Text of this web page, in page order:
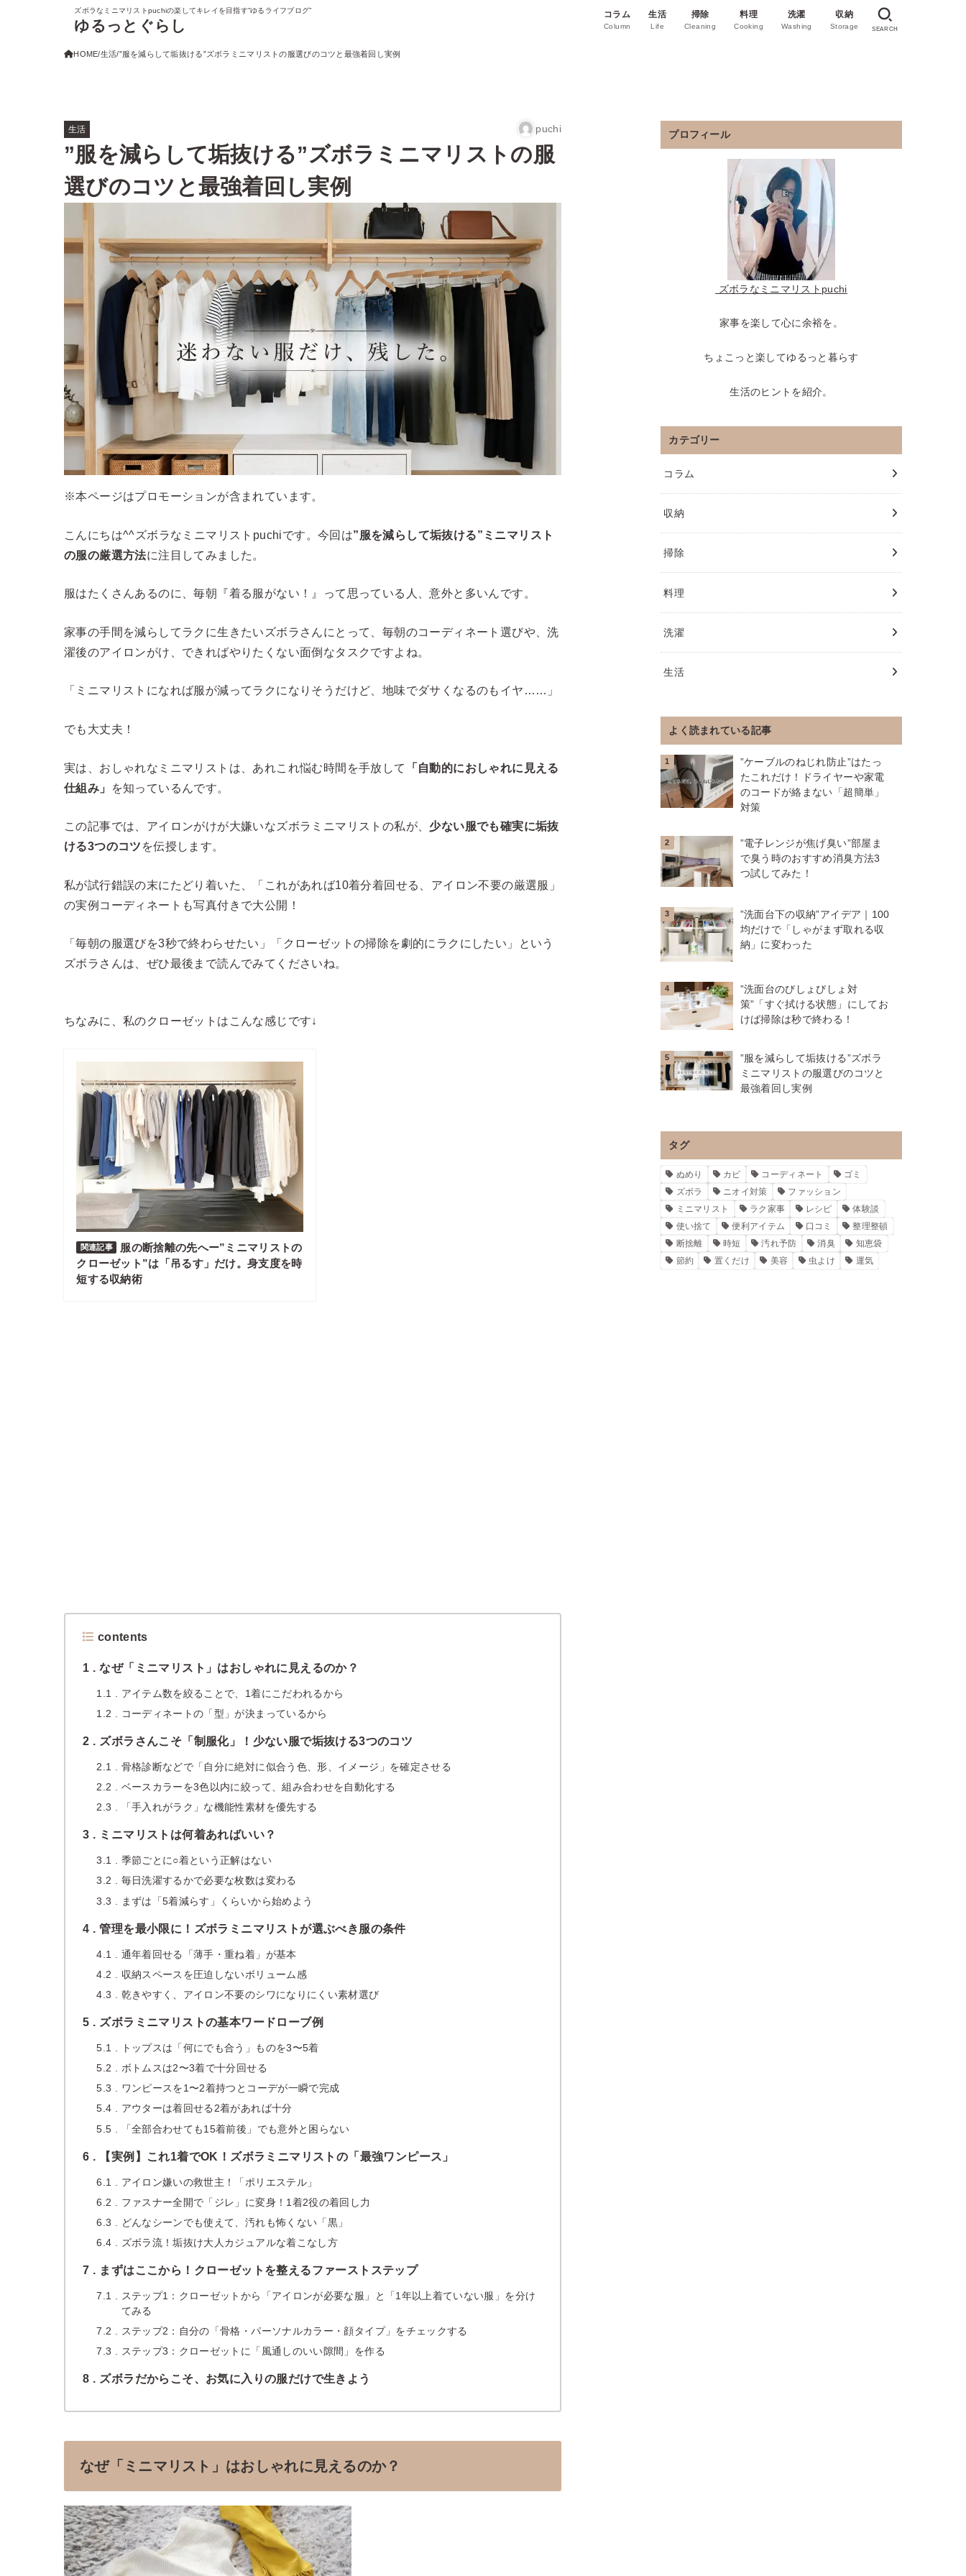
ズボラなミニマリストpuchiの楽してキレイを目指す”ゆるライフブログ”
ゆるっとぐらし
コラム
Column
生活
Life
掃除
Cleaning
料理
Cooking
洗濯
Washing
収納
Storage SEARCH
HOME 生活 ”服を減らして垢抜ける”ズボラミニマリストの服選びのコツと最強着回し実例
生活 puchi
”服を減らして垢抜ける”ズボラミニマリストの服
選びのコツと最強着回し実例
※本ページはプロモーションが含まれています。
こんにちは^^ズボラなミニマリストpuchiです。今回は”服を減らして垢抜ける”ミニマリスト
の服の厳選方法に注目してみました。
服はたくさんあるのに、毎朝『着る服がない！』って思っている人、意外と多いんです。
家事の手間を減らしてラクに生きたいズボラさんにとって、毎朝のコーディネート選びや、洗
濯後のアイロンがけ、できればやりたくない面倒なタスクですよね。
「ミニマリストになれば服が減ってラクになりそうだけど、地味でダサくなるのもイヤ……」
でも大丈夫！
実は、おしゃれなミニマリストは、あれこれ悩む時間を手放して
「自動的におしゃれに見える
仕組み」
を知っているんです。
この記事では、アイロンがけが大嫌いなズボラミニマリストの私が、 少ない服でも確実に垢抜
ける3つのコツ を伝授します。
私が試行錯誤の末にたどり着いた、「これがあれば10着分着回せる、アイロン不要の厳選服」
の実例コーディネートも写真付きで大公開！
「毎朝の服選びを3秒で終わらせたい」「クローゼットの掃除を劇的にラクにしたい」という
ズボラさんは、ぜひ最後まで読んでみてくださいね。
ちなみに、私のクローゼットはこんな感じです↓
関連記事
服の断捨離の先へー”ミニマリストの
クローゼット”は「吊るす」だけ。身支度を時
短する収納術
contents
1 なぜ「ミニマリスト」はおしゃれに見えるのか？
1.1
アイテム数を絞ることで、1着にこだわれるから
1.2
コーディネートの「型」が決まっているから
2 ズボラさんこそ「制服化」！少ない服で垢抜ける3つのコツ
2.1
骨格診断などで「自分に絶対に似合う色、形、イメージ」を確定させる
2.2
ベースカラーを3色以内に絞って、組み合わせを自動化する
2.3
「手入れがラク」な機能性素材を優先する
3 ミニマリストは何着あればいい？
3.1
季節ごとに○着という正解はない
3.2
毎日洗濯するかで必要な枚数は変わる
3.3
まずは「5着減らす」くらいから始めよう
4 管理を最小限に！ズボラミニマリストが選ぶべき服の条件
4.1
通年着回せる「薄手・重ね着」が基本
4.2
収納スペースを圧迫しないボリューム感
4.3
乾きやすく、アイロン不要のシワになりにくい素材選び
5 ズボラミニマリストの基本ワードローブ例
5.1
トップスは「何にでも合う」ものを3〜5着
5.2
ボトムスは2〜3着で十分回せる
5.3
ワンピースを1〜2着持つとコーデが一瞬で完成
5.4
アウターは着回せる2着があれば十分
5.5
「全部合わせても15着前後」でも意外と困らない
6 【実例】これ1着でOK！ズボラミニマリストの「最強ワンピース」
6.1
アイロン嫌いの救世主！「ポリエステル」
6.2
ファスナー全開で「ジレ」に変身！1着2役の着回し力
6.3
どんなシーンでも使えて、汚れも怖くない「黒」
6.4
ズボラ流！垢抜け大人カジュアルな着こなし方
7 まずはここから！クローゼットを整えるファーストステップ
7.1
ステップ1：クローゼットから「アイロンが必要な服」と「1年以上着ていない服」を分け
てみる
7.2
ステップ2：自分の「骨格・パーソナルカラー・顔タイプ」をチェックする
7.3
ステップ3：クローゼットに「風通しのいい隙間」を作る
8 ズボラだからこそ、お気に入りの服だけで生きよう
なぜ「ミニマリスト」はおしゃれに見えるのか？
プロフィール
ズボラなミニマリスト puchi
家事を楽して心に余裕を。
ちょこっと楽してゆるっと暮らす
生活のヒントを紹介。
カテゴリー
コラム
収納
掃除
料理
洗濯
生活
よく読まれている記事
”ケーブルのねじれ防止”はたっ
たこれだけ！ドライヤーや家電
のコードが絡まない「超簡単」
対策
”電子レンジが焦げ臭い”部屋ま
で臭う時のおすすめ消臭方法3
つ試してみた！
”洗面台下の収納”アイデア｜100
均だけで「しゃがまず取れる収
納」に変わった
”洗面台のびしょびしょ対
策”「すぐ拭ける状態」にしてお
けば掃除は秒で終わる！
”服を減らして垢抜ける”ズボラ
ミニマリストの服選びのコツと
最強着回し実例
タグ
ぬめり カビ コーディネート
ゴミ
ズボラ
ニオイ対策
ファッション
ミニマリスト
ラク家事 レシピ
体験談
使い捨て
便利アイテム 口コミ
整理整頓
断捨離
時短 汚れ予防 消臭
知恵袋
節約
置くだけ 美容 虫よけ 運気